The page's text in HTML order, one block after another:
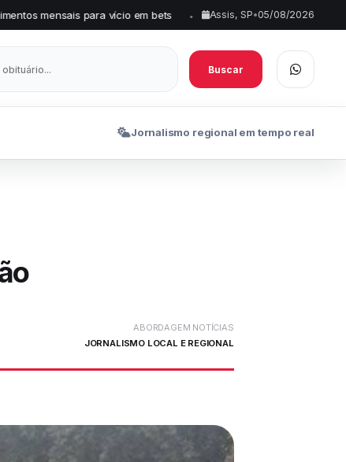
vício em bets • SHR Miner lança serviço gratuito de
Assis, SP•05/08/2026
Buscar
Jornalismo regional em tempo real
ABORDAGEM NOTÍCIAS
JORNALISMO LOCAL E REGIONAL